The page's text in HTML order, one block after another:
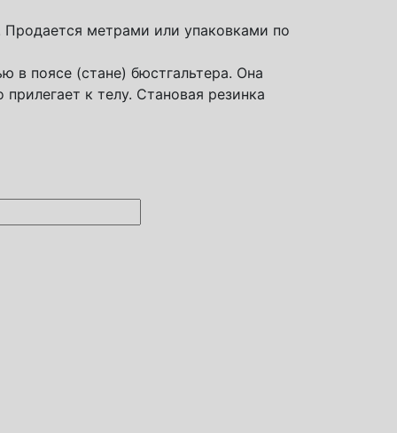
Продается метрами или упаковками по
в поясе (стане) бюстгальтера. Она
к телу. Становая резинка